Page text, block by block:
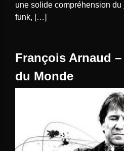
une solide compréhension
funk, […]
François Arnaud – Ma Musique
du Monde